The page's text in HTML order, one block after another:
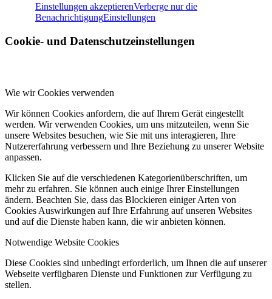
Einstellungen akzeptierenVerberge nur die
BenachrichtigungEinstellungen
Cookie- und Datenschutzeinstellungen
Wie wir Cookies verwenden
Wir können Cookies anfordern, die auf Ihrem Gerät eingestellt
werden. Wir verwenden Cookies, um uns mitzuteilen, wenn Sie
unsere Websites besuchen, wie Sie mit uns interagieren, Ihre
Nutzererfahrung verbessern und Ihre Beziehung zu unserer Website
anpassen.
Klicken Sie auf die verschiedenen Kategorienüberschriften, um
mehr zu erfahren. Sie können auch einige Ihrer Einstellungen
ändern. Beachten Sie, dass das Blockieren einiger Arten von
Cookies Auswirkungen auf Ihre Erfahrung auf unseren Websites
und auf die Dienste haben kann, die wir anbieten können.
Notwendige Website Cookies
Diese Cookies sind unbedingt erforderlich, um Ihnen die auf unserer
Webseite verfügbaren Dienste und Funktionen zur Verfügung zu
stellen.